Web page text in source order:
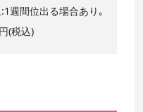
週間位出る場合あり｡
(税込)